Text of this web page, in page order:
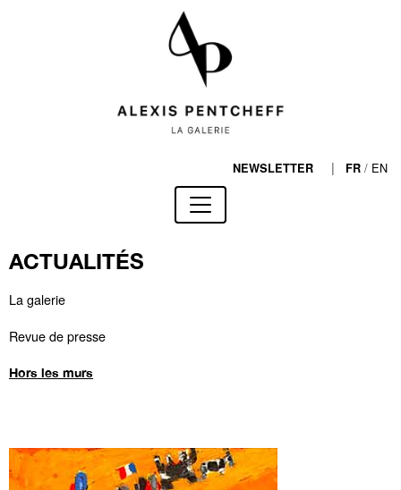
NEWSLETTER | FR / EN
ACTUALITÉS
La galerie
Revue de presse
Hors les murs